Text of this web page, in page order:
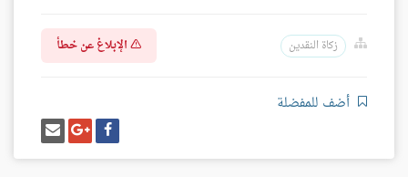
زكاة النقدين الإبلاغ عن خطأ
أضف للمفضلة
شارك
على
فيسبوك
شارك
على
غوغل
بلس
إرسل
إيميل